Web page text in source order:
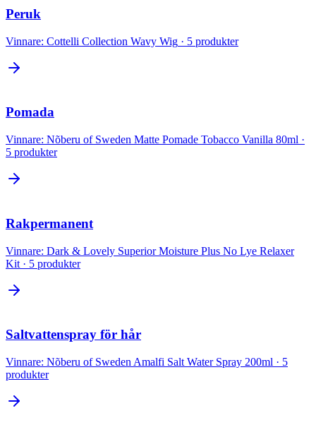
Peruk
Vinnare: Cottelli Collection Wavy Wig · 5 produkter
Pomada
Vinnare: Nõberu of Sweden Matte Pomade Tobacco Vanilla 80ml ·
5 produkter
Rakpermanent
Vinnare: Dark & Lovely Superior Moisture Plus No Lye Relaxer
Kit · 5 produkter
Saltvattenspray för hår
Vinnare: Nõberu of Sweden Amalfi Salt Water Spray 200ml · 5
produkter